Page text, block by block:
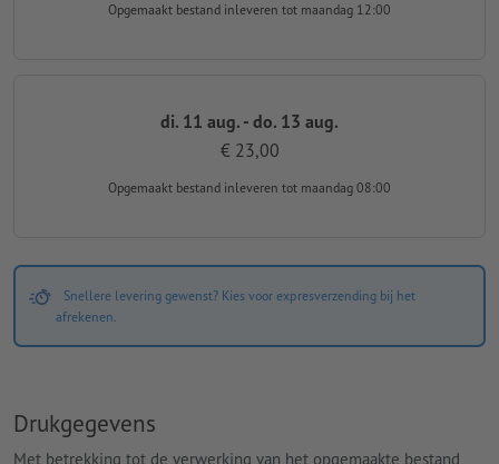
Opgemaakt bestand inleveren tot maandag 12:00
di. 11 aug. - do. 13 aug.
€ 23,00
Opgemaakt bestand inleveren tot maandag 08:00
Snellere levering gewenst? Kies voor expresverzending bij het
afrekenen.
Drukgegevens
Met betrekking tot de verwerking van het opgemaakte bestand